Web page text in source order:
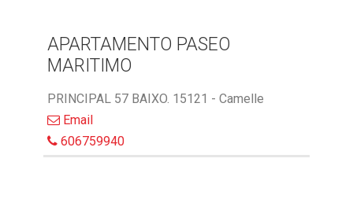
APARTAMENTO PASEO
MARITIMO
PRINCIPAL 57 BAIXO. 15121 - Camelle
Email
606759940